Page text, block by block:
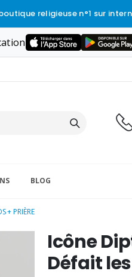
religieuse n°1 sur
BLOG
+ PRIÈRE
Icône
Défait